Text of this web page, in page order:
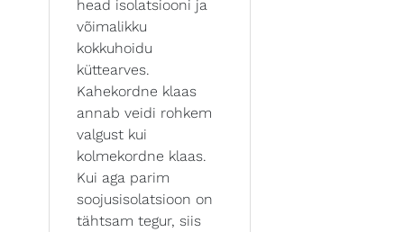
head isolatsiooni ja
võimalikku
kokkuhoidu
küttearves.
Kahekordne klaas
annab veidi rohkem
valgust kui
kolmekordne klaas.
Kui aga parim
soojusisolatsioon on
tähtsam tegur, siis